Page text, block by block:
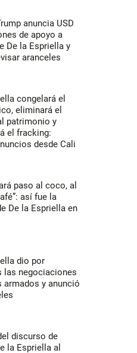
anuncia USD
de apoyo a
De la Espriella y
aranceles
congelará el
eliminará el
patrimonio y
el fracking:
desde Cali
paso al coco, al
así fue la
De la Espriella en
dio por
las negociaciones
armados y anunció
discurso de
la Espriella al